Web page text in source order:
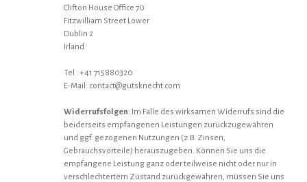
Clifton House Office 70
Fitzwilliam Street Lower
Dublin 2
Irland
Tel : +41 715880320
E-Mail: contact@gutsknecht.com
Widerrufsfolgen: Im Falle des wirksamen Widerrufs sind die
beiderseits empfangenen Leistungen zurückzugewähren
und ggf. gezogenen Nutzungen (z.B. Zinsen,
Gebrauchsvorteile) herauszugeben. Können Sie uns die
empfangene Leistung ganz oder teilweise nicht oder nur in
verschlechtertem Zustand zurückgewähren, müssen Sie uns